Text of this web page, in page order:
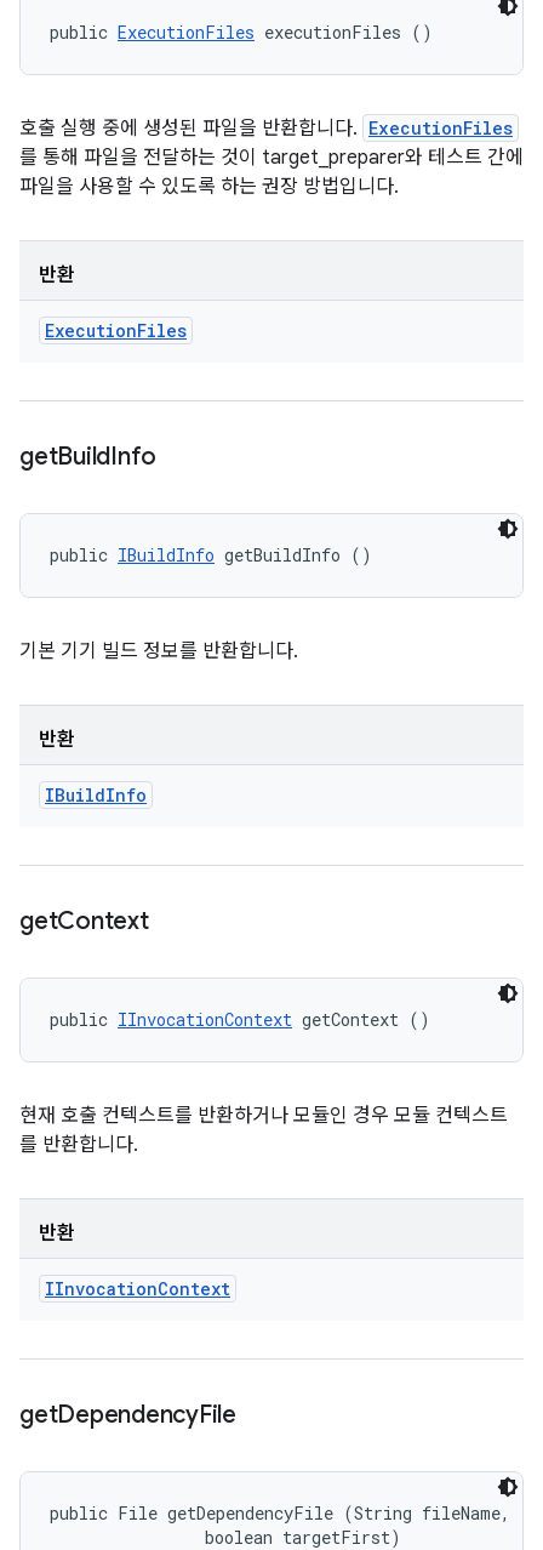
public ExecutionFiles executionFiles ()
호출 실행 중에 생성된 파일을 반환합니다. ExecutionFiles
를 통해 파일을 전달하는 것이 target_preparer와 테스트 간에
파일을 사용할 수 있도록 하는 권장 방법입니다.
반환
ExecutionFiles
getBuildInfo
public IBuildInfo getBuildInfo ()
기본 기기 빌드 정보를 반환합니다.
반환
IBuildInfo
getContext
public IInvocationContext getContext ()
현재 호출 컨텍스트를 반환하거나 모듈인 경우 모듈 컨텍스트
를 반환합니다.
반환
IInvocationContext
getDependencyFile
public File getDependencyFile (String fileName,
                boolean targetFirst)